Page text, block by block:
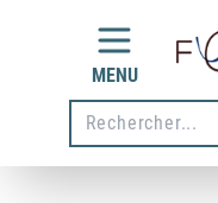
MENU
Rechecher